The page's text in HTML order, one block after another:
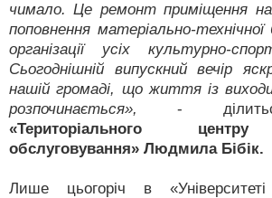
чимало. Це ремонт приміщення
поповнення матеріально-
організації усіх культурно-
Сьогоднішній випускний вечір
нашій громаді, що життя із
розпочинається», -
«Територіального центру
обслуговування» Людмила Бібік.
Лише цьогоріч в «Університеті